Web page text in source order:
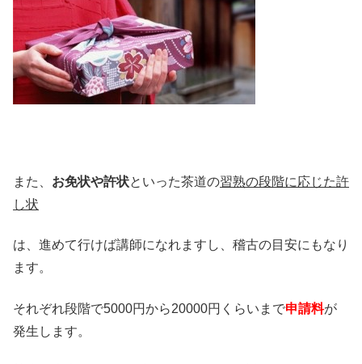
また、 お免状や許状といった茶道の習熟の段階に応じた許
し状
は、進めて行けば講師になれますし、稽古の目安にもなり
ます。
それぞれ段階で5000円から20000円くらいまで申請料が
発生します。